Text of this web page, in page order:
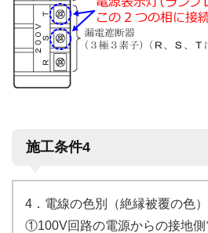
施工条件4
4．電線の色別（絶縁被覆の色
①100V回路の電源からの接地側